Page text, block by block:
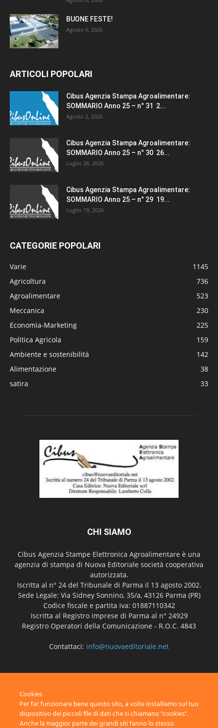
BUONE FESTE!
Agosto 6, 2026
ARTICOLI POPOLARI
Cibus Agenzia Stampa Agroalimentare:
SOMMARIO Anno 25 – n° 31 2...
Agosto 2, 2026
Cibus Agenzia Stampa Agroalimentare:
SOMMARIO Anno 25 – n° 30 26...
Luglio 26, 2026
Cibus Agenzia Stampa Agroalimentare:
SOMMARIO Anno 25 – n° 29 19...
Luglio 19, 2026
CATEGORIE POPOLARI
Varie
1145
Agricoltura
736
Agroalimentare
523
Meccanica
230
Economia-Marketing
225
Politica Agricola
159
Ambiente e sostenibilità
142
Alimentazione
38
satira
33
CHI SIAMO
Cibus Agenzia Stampe Elettronica Agroalimentare è una
agenzia di stampa di Nuova Editoriale società cooperativa
autorizzata.
Iscritta al n° 24 del Tribunale di Parma il 13 agosto 2002.
Sede Legale: Via Sidney Sonnino, 35/a, 43126 Parma (PR)
Codice fiscale e partita iva: 01887110342
Iscritta al Registro imprese di Parma al n° 24929
Registro Operatori della Comunicazione - R.O.C. 4843
Contattaci: info@nuovaeditoriale.net
Cookies
Per far funzionare bene questo sito, a volte installiamo sul tuo
dispositivo dei piccoli file di dati che si chiamano "cookies".
Anche la maggior parte dei grandi siti fanno lo stesso.